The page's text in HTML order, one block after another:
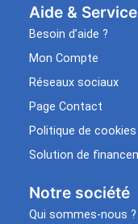
Aide &
Besoin d’aide ?
Mon Compte
Réseaux sociaux
Page Contact
Politique de cookies
Solution de
Notre société
Qui sommes-nous ?